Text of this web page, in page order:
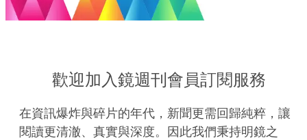
歡迎加入鏡週刊會員訂閱服務
在資訊爆炸與碎片的年代，新聞更需回歸純粹，讓
閱讀更清澈、真實與深度。因此我們秉持明鏡之